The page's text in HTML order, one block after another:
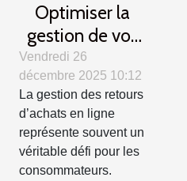
Optimiser la
gestion de vos
retours d'achats
sur internet
Vendredi 26
décembre 2025 10:12
La gestion des retours
d’achats en ligne
représente souvent un
véritable défi pour les
consommateurs.